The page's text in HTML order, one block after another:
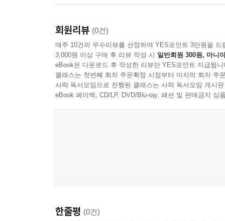
은 삶을 살지 그렇지 않을지를 결정하게 된다.
--- 「플라톤과 욕망의 다면성」 중에서
현대 사회에서 범법자인 부친을 업고 도망가서
은 공적 영역과 사적 욕망이 충돌할 때의 자세에
이다. 리더라고 해도 가족이 자기 마음대로 되는
소유 욕망을 다룬다. 한국은 “미군이 남긴 지프를
되었다. 우리 사회를 이 지점으로 빠르게 옮겨 놓
‘세계 5대 자동차 생산국’이라는 결론으로 끝이
전체 14.8%가 ‘사치품’, 75.8%는 ‘생활필수품’이
등 생태 위기를 직면한 지금, 탈탄소 체제로의 전
파국의 길과 지속 가능한 공존의 길로의 갈림길이
3장 「불가능한 기원」에서 김정하 교수는 친
회원리뷰 (0건)
매주 10건의 우수리뷰를 선정하여 YES포인트 3만원을 드
3,000원 이상 구매 후 리뷰 작성 시 일반회원 300원, 마니
eBook은 다운로드 후 작성한 리뷰만 YES포인트 지급됩니
클래스는 첫번째 회차 주문확정 시점부터 마지막 회차 주
사락 독서모임으로 진행된 클래스는 사락 독서모임 게시
eBook 페이백, CD/LP, DVD/Blu-ray, 패션 및 판매금지 상
한줄평 (0건)